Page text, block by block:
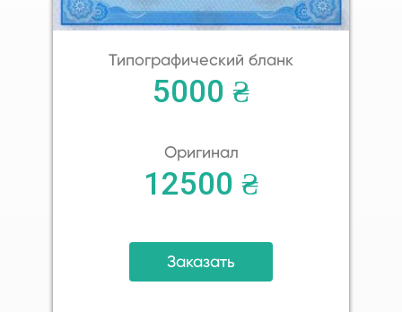
Типографический бланк
5000 ₴
Оригинал
12500 ₴
Заказать